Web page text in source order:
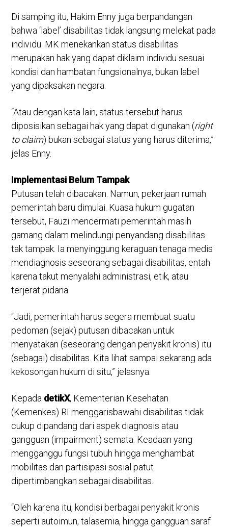
Di samping itu, Hakim Enny juga berpandangan
bahwa ‘label’ disabilitas tidak langsung melekat pada
individu. MK menekankan status disabilitas
merupakan hak yang dapat diklaim individu sesuai
kondisi dan hambatan fungsionalnya, bukan label
yang dipaksakan negara.
“Atau dengan kata lain, status tersebut harus
diposisikan sebagai hak yang dapat digunakan (right
to claim) bukan sebagai status yang harus diterima,”
jelas Enny.
Implementasi Belum Tampak
Putusan telah dibacakan. Namun, pekerjaan rumah
pemerintah baru dimulai. Kuasa hukum gugatan
tersebut, Fauzi mencermati pemerintah masih
gamang dalam melindungi penyandang disabilitas
tak tampak. Ia menyinggung keraguan tenaga medis
mendiagnosis seseorang sebagai disabilitas, entah
karena takut menyalahi administrasi, etik, atau
terjerat pidana.
“Jadi, pemerintah harus segera membuat suatu
pedoman (sejak) putusan dibacakan untuk
menyatakan (seseorang dengan penyakit kronis) itu
(sebagai) disabilitas. Kita lihat sampai sekarang ada
kekosongan hukum di situ,” jelasnya.
Kepada detikX, Kementerian Kesehatan
(Kemenkes) RI menggarisbawahi disabilitas tidak
cukup dipandang dari aspek diagnosis atau
gangguan (impairment) semata. Keadaan yang
mengganggu fungsi tubuh hingga menghambat
mobilitas dan partisipasi sosial patut
dipertimbangkan sebagai disabilitas.
“Oleh karena itu, kondisi berbagai penyakit kronis
seperti autoimun, talasemia, hingga gangguan saraf